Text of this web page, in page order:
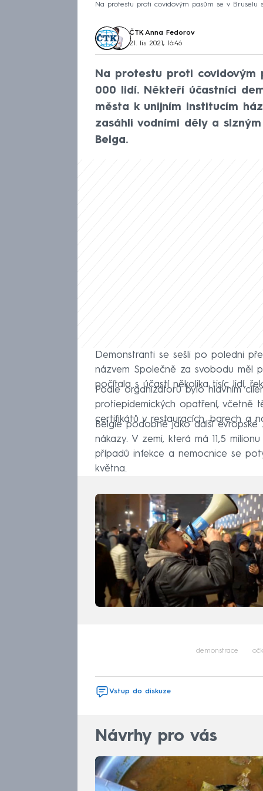
Na protestu proti covidovým pasům se v Bruselu
ČTK, Anna Fedorov
21. lis 2021, 16:46
Na protestu proti covidovým
000 lidí. Někteří účastníci
města k unijním institucím
zasáhli vodními děly a
Belga.
Demonstranti se sešli po poledni
názvem Společně za svobodu měl
počítala s účastí několika tisíc lidí,
Podle organizátorů bylo hlavním
protiepidemických opatření, včetně
certifikátů v restauracích, barech a
Belgie podobně jako další
nákazy. V zemi, která má 11,5
případů infekce a nemocnice se
května.
demonstrace
Vstup do diskuze
Návrhy pro vás